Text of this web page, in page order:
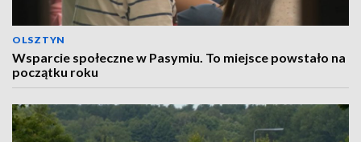
OLSZTYN
Wsparcie społeczne w Pasymiu. To miejsce powstało na
początku roku